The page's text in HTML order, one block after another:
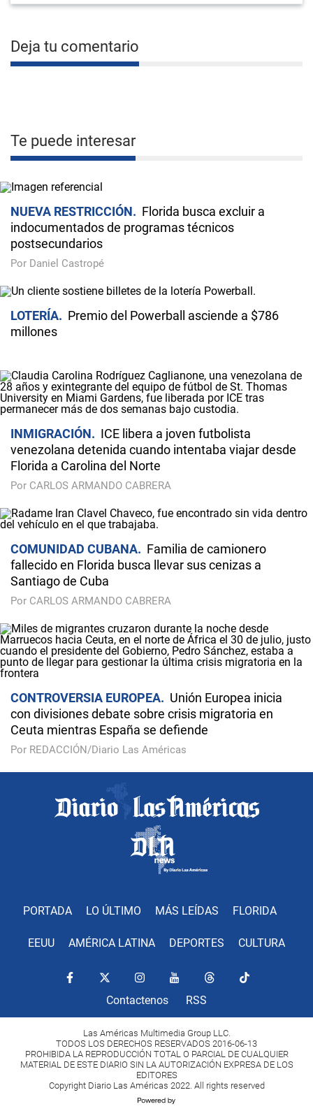
Deja tu comentario
Te puede interesar
NUEVA RESTRICCIÓN
Florida busca excluir a
indocumentados de programas técnicos
postsecundarios
Por Daniel Castropé
LOTERÍA
Premio del Powerball asciende a $786
millones
INMIGRACIÓN
ICE libera a joven futbolista
venezolana detenida cuando intentaba viajar desde
Florida a Carolina del Norte
Por CARLOS ARMANDO CABRERA
COMUNIDAD CUBANA
Familia de camionero
fallecido en Florida busca llevar sus cenizas a
Santiago de Cuba
Por CARLOS ARMANDO CABRERA
CONTROVERSIA EUROPEA
Unión Europea inicia
con divisiones debate sobre crisis migratoria en
Ceuta mientras España se defiende
Por REDACCIÓN/Diario Las Américas
PORTADA LO ÚLTIMO MÁS LEÍDAS FLORIDA
EEUU AMÉRICA LATINA DEPORTES CULTURA
Contactenos RSS
Las Américas Multimedia Group LLC.
TODOS LOS DERECHOS RESERVADOS 2016-06-13
PROHIBIDA LA REPRODUCCIÓN TOTAL O PARCIAL DE CUALQUIER
MATERIAL DE ESTE DIARIO SIN LA AUTORIZACIÓN EXPRESA DE LOS
EDITORES
Copyright Diario Las Américas 2022. All rights reserved